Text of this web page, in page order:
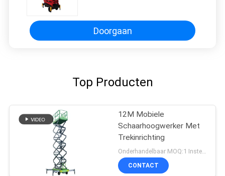
Doorgaan
Top Producten
12M Mobiele
Schaarhoogwerker Met
Trekinrichting
Onderhandelbaar MOQ:1 Instellen
CONTACT